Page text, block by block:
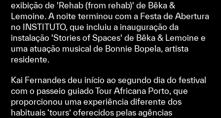
exibição de 'Rehab (from rehab)' de Bêka &
Lemoine. A noite terminou com a Festa de Abertura
no INSTITUTO, que incluiu a inauguração da
instalação 'Stories of Spaces' de Bêka & Lemoine e
uma atuação musical de Bonnie Bopela, artista
residente.
Kai Fernandes deu início ao segundo dia do festival
com o passeio guiado Tour Africana Porto, que
proporcionou uma experiência diferente dos
habituais ‘tours’ oferecidos pelas agências